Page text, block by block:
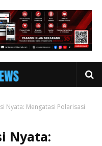
Nyata: Mengatasi Polarisasi
Nyata: